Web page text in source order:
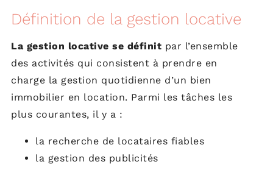
Définition de la gestion locative
La gestion locative se définit par l’ensemble
des activités qui consistent à prendre en
charge la gestion quotidienne d’un bien
immobilier en location. Parmi les tâches les
plus courantes, il y a :
la recherche de locataires fiables
la gestion des publicités